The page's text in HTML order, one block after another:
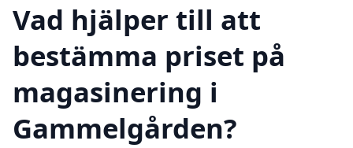
Vad hjälper till att
bestämma priset på
magasinering i
Gammelgården?